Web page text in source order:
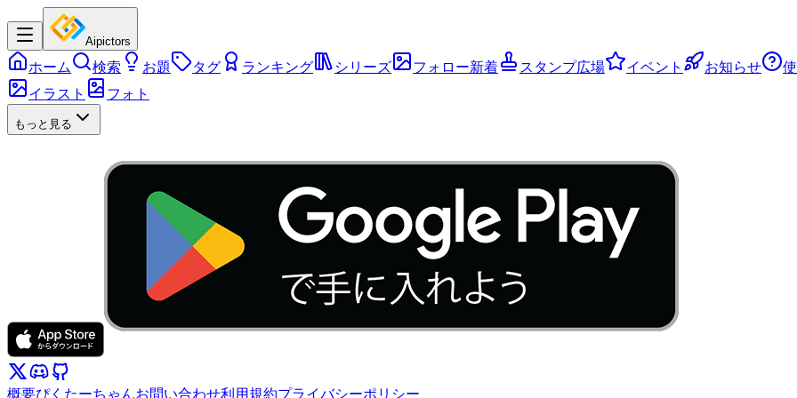
Aipictors
ホーム 検索 お題 タグ ランキング シリーズ フォロー新着 スタンプ広場 イベント お知らせ
イラスト
フォト
もっと見る
概要ぴくたーちゃんお問い合わせ利用規約プライバシーポリシー